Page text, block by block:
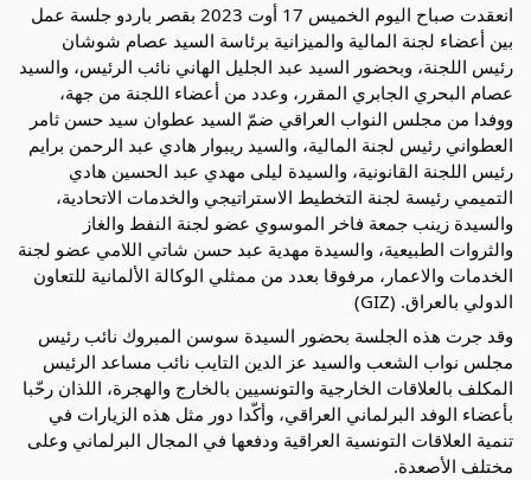
انعقدت صباح اليوم الخميس 17 أوت 2023 بقصر باردو جلسة عمل
بين أعضاء لجنة المالية والميزانية برئاسة السيد عصام شوشان
رئيس اللجنة، وبحضور السيد عبد الجليل الهاني نائب الرئيس، والسيد
عصام البحري الجابري المقرر، وعدد من أعضاء اللجنة من جهة،
ووفدا من مجلس النواب العراقي ضمّ السيد عطوان سيد حسن ثامر
العطواني رئيس لجنة المالية، والسيد ريبوار هادي عبد الرحمن برايم
رئيس اللجنة القانونية، والسيدة ليلى مهدي عبد الحسين هادي
التميمي رئيسة لجنة التخطيط الاستراتيجي والخدمات الاتحادية،
والسيدة زينب جمعة فاخر الموسوي عضو لجنة النفط والغاز
والثروات الطبيعية، والسيدة مهدية عبد حسن شاتي اللامي عضو لجنة
الخدمات والاعمار، مرفوقا بعدد من ممثلي الوكالة الألمانية للتعاون
الدولي بالعراق. (GIZ)
وقد جرت هذه الجلسة بحضور السيدة سوسن المبروك نائب رئيس
مجلس نواب الشعب والسيد عز الدين التايب نائب مساعد الرئيس
المكلف بالعلاقات الخارجية والتونسيين بالخارج والهجرة، اللذان رحّبا
بأعضاء الوفد البرلماني العراقي، وأكّدا دور مثل هذه الزيارات في
تنمية العلاقات التونسية العراقية ودفعها في المجال البرلماني وعلى
مختلف الأصعدة.